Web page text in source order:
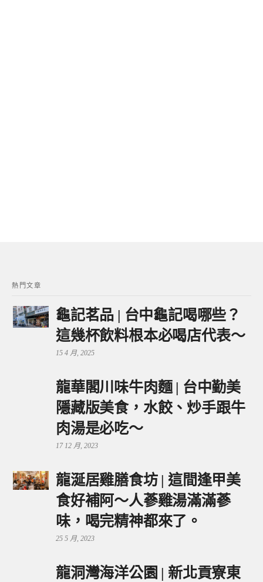
熱門文章
龜記茗品 | 台中龜記喝哪些？
這幾杯飲料根本必喝店代表～
15 4 月, 2025
龍華閣川味牛肉麵 | 台中勤美
隱藏版美食，水餃、炒手跟牛
肉湯是必吃～
17 12 月, 2023
龍涎居雞膳食坊 | 這間逢甲美
食好補阿～人蔘雞湯滿滿蔘
味，喝完精神都來了。
25 5 月, 2023
龍洞灣海洋公園 | 新北貢寮東